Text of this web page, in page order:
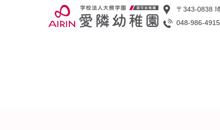
〒343-0838
048-986-4915